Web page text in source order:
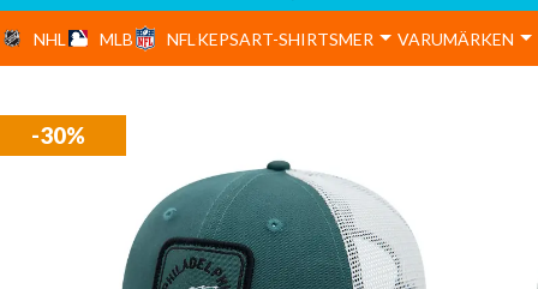
NHL MLB NFLKEPSART-SHIRTSMER VARUMÄRKEN
-30%